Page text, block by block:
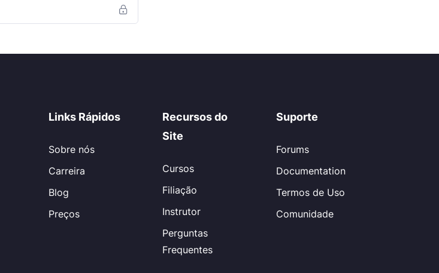
Links Rápidos
Sobre nós
Carreira
Blog
Preços
Recursos do
Site
Cursos
Filiação
Instrutor
Perguntas
Frequentes
Suporte
Forums
Documentation
Termos de Uso
Comunidade